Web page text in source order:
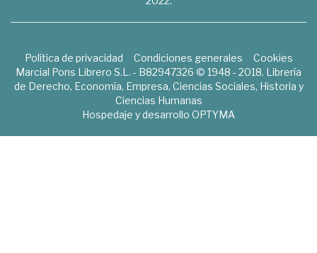
Política de privacidad Condiciones generales
Cookies
Marcial Pons Librero S.L. - B82947326 © 1948 - 2018. Librería
de Derecho, Economía, Empresa, Ciencias Sociales, Historia y
Ciencias Humanas
Hospedaje y desarrollo OPTYMA